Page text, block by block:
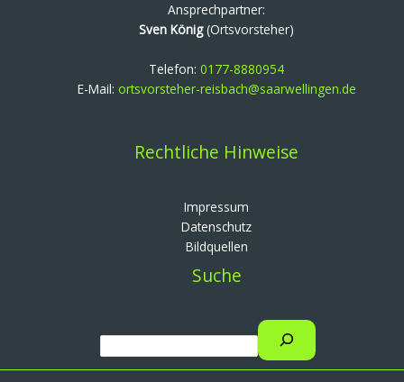
Ansprechpartner:
Sven König(Ortsvorsteher)
Telefon:0177-8880954
E-Mail: ortsvorsteher-reisbach@saarwellingen.de
Rechtliche Hinweise
Impressum
Datenschutz
Bildquellen
Suche